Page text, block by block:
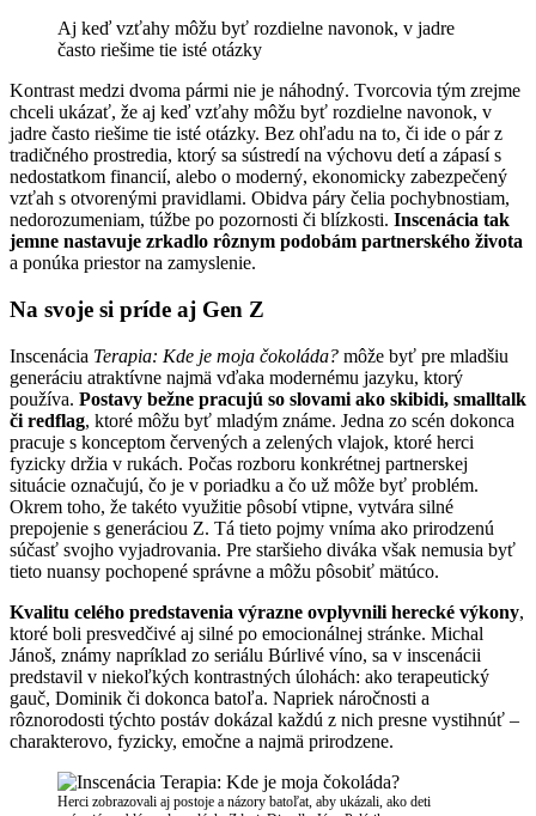
Aj keď vzťahy môžu byť rozdielne navonok, v jadre
často riešime tie isté otázky
Kontrast medzi dvoma pármi nie je náhodný. Tvorcovia tým zrejme
chceli ukázať, že aj keď vzťahy môžu byť rozdielne navonok, v
jadre často riešime tie isté otázky. Bez ohľadu na to, či ide o pár z
tradičného prostredia, ktorý sa sústredí na výchovu detí a zápasí s
nedostatkom financií, alebo o moderný, ekonomicky zabezpečený
vzťah s otvorenými pravidlami. Obidva páry čelia pochybnostiam,
nedorozumeniam, túžbe po pozornosti či blízkosti. Inscenácia tak
jemne nastavuje zrkadlo rôznym podobám partnerského života
a ponúka priestor na zamyslenie.
Na svoje si príde aj Gen Z
Inscenácia Terapia: Kde je moja čokoláda? môže byť pre mladšiu
generáciu atraktívne najmä vďaka modernému jazyku, ktorý
používa. Postavy bežne pracujú so slovami ako skibidi, smalltalk
či redflag, ktoré môžu byť mladým známe. Jedna zo scén dokonca
pracuje s konceptom červených a zelených vlajok, ktoré herci
fyzicky držia v rukách. Počas rozboru konkrétnej partnerskej
situácie označujú, čo je v poriadku a čo už môže byť problém.
Okrem toho, že takéto využitie pôsobí vtipne, vytvára silné
prepojenie s generáciou Z. Tá tieto pojmy vníma ako prirodzenú
súčasť svojho vyjadrovania. Pre staršieho diváka však nemusia byť
tieto nuansy pochopené správne a môžu pôsobiť mätúco.
Kvalitu celého predstavenia výrazne ovplyvnili herecké výkony,
ktoré boli presvedčivé aj silné po emocionálnej stránke. Michal
Jánoš, známy napríklad zo seriálu Búrlivé víno, sa v inscenácii
predstavil v niekoľkých kontrastných úlohách: ako terapeutický
gauč, Dominik či dokonca batoľa. Napriek náročnosti a
rôznorodosti týchto postáv dokázal každú z nich presne vystihnúť –
charakterovo, fyzicky, emočne a najmä prirodzene.
Herci zobrazovali aj postoje a názory batoľat, aby ukázali, ako deti